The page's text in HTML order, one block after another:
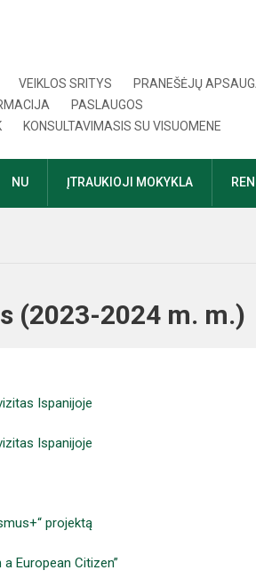
VEIKLOS SRITYS
PRANEŠĖJŲ
PASLAUGOS
KONSULTAVIMASIS SU VISUOMENE
NU ĮTRAUKIOJI MOKYKLA
(2023-2024 m. m.)
Ispanijoje
Ispanijoje
projektą
European Citizen”